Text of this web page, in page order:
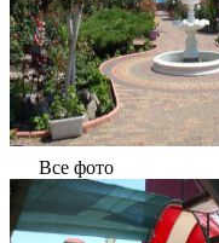
Все фото